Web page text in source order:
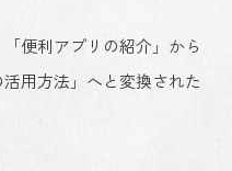
便利アプリの紹介」から
用方法」へと変換された